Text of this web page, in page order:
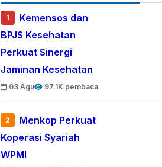
1
Kemensos dan
BPJS Kesehatan
Perkuat Sinergi
Jaminan Kesehatan
03 Agu 97.1K pembaca
2
Menkop Perkuat
Koperasi Syariah
WPMI